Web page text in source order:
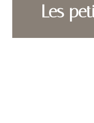
Les